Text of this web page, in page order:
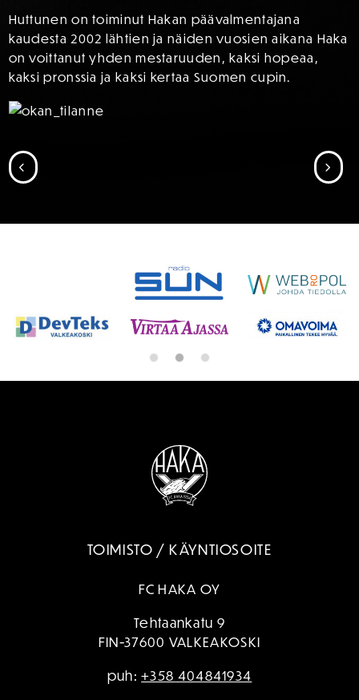
Huttunen on toiminut Hakan päävalmentajana
kaudesta 2002 lähtien ja näiden vuosien aikana Haka
on voittanut yhden mestaruuden, kaksi hopeaa,
kaksi pronssia ja kaksi kertaa Suomen cupin.
SIIRRY EDELLISEEN
TOIMISTO / KÄYNTIOSOITE
FC HAKA OY
Tehtaankatu 9
FIN-37600 VALKEAKOSKI
puh:+358 404841934